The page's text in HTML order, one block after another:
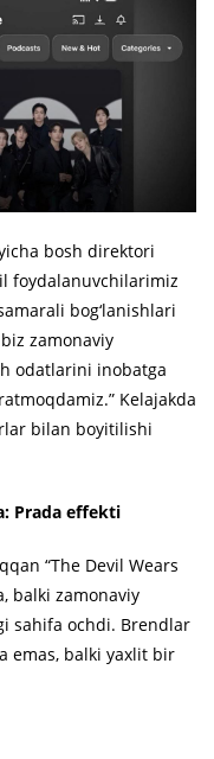
bosh direktori
foydalanuvchilarimiz
bog‘lanishlari
zamonaviy
odatlarini inobatga
Kelajakda
bilan boyitilishi
Prada effekti
“The Devil Wears
balki zamonaviy
sahifa ochdi. Brendlar
emas, balki yaxlit bir